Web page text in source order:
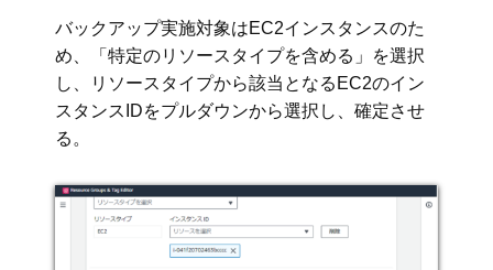
バックアップ実施対象はEC2インスタンスのた
め、「特定のリソースタイプを含める」を選択
し、リソースタイプから該当となるEC2のイン
スタンスIDをプルダウンから選択し、確定させ
る。